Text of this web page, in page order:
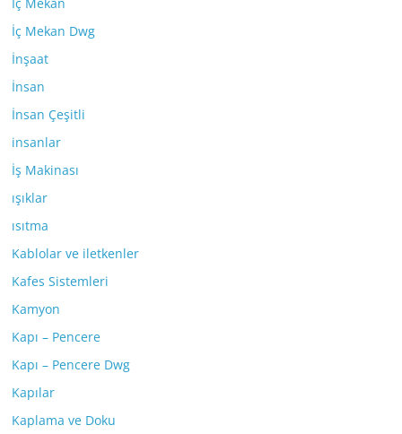
İç Mekan Dwg
İnşaat
İnsan
İnsan Çeşitli
insanlar
İş Makinası
ışıklar
ısıtma
Kablolar ve iletkenler
Kafes Sistemleri
Kamyon
Kapı – Pencere
Kapı – Pencere Dwg
Kapılar
Kaplama ve Doku